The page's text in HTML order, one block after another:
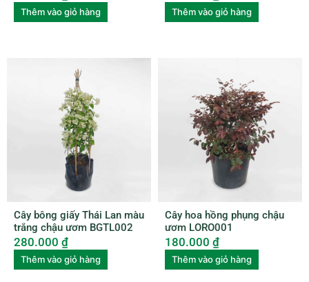
Thêm vào giỏ hàng Thêm vào giỏ hàng
Cây bông giấy Thái Lan màu
trắng chậu ươm BGTL002
280.000 ₫
Thêm vào giỏ hàng
Cây hoa hồng phụng chậu
ươm LORO001
180.000 ₫
Thêm vào giỏ hàng